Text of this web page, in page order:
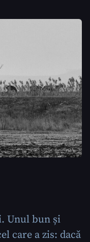
Unul bun și
care a zis: dacă